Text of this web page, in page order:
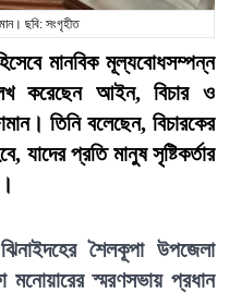
ছবি: সংগৃহীত
মানবিক মূল্যবোধসম্পন্ন
করেছেন আইন, বিচার ও
তিনি বলেছেন, বিচারকের
প্রতি মানুষ সৃষ্টিকর্তার
শৈলকূপা উপজেলা
মনোয়ারের স্মরণসভায় প্রধান